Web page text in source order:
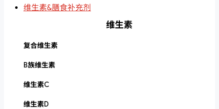
维生素&膳食补充剂
维生素
复合维生素
B族维生素
维生素C
维生素D